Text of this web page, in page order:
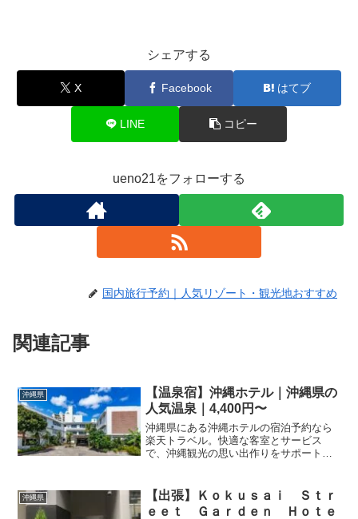
シェアする
X Facebook はてブ
LINE コピー
ueno21をフォローする
国内旅行予約｜人気リゾート・観光地おすすめ
関連記事
沖縄県
【温泉宿】沖縄ホテル｜沖縄県の
人気温泉｜4,400円〜
沖縄県にある沖縄ホテルの宿泊予約なら
楽天トラベル。快適な客室とサービス
で、沖縄観光の思い出作りをサポートし
い。
沖縄県
【出張】Ｋｏｋｕｓａｉ Ｓｔｒ
ｅｅｔ Ｇａｒｄｅｎ Ｈｏｔｅ